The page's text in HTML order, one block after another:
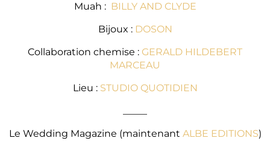
Muah : BILLY AND CLYDE
Bijoux : DOSON
Collaboration chemise : GERALD HILDEBERT
MARCEAU
Lieu : STUDIO QUOTIDIEN
Le Wedding Magazine (maintenant ALBE EDITIONS)